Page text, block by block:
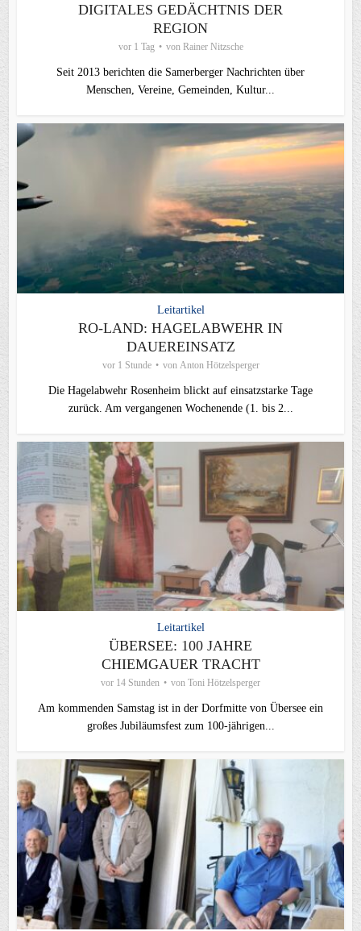
DIGITALES GEDÄCHTNIS DER
REGION
vor 1 Tag von Rainer Nitzsche
Seit 2013 berichten die Samerberger Nachrichten über
Menschen, Vereine, Gemeinden, Kultur...
Leitartikel
RO-LAND: HAGELABWEHR IN
DAUEREINSATZ
vor 1 Stunde von Anton Hötzelsperger
Die Hagelabwehr Rosenheim blickt auf einsatzstarke Tage
zurück. Am vergangenen Wochenende (1. bis 2...
Leitartikel
ÜBERSEE: 100 JAHRE
CHIEMGAUER TRACHT
vor 14 Stunden von Toni Hötzelsperger
Am kommenden Samstag ist in der Dorfmitte von Übersee ein
großes Jubiläumsfest zum 100-jährigen...